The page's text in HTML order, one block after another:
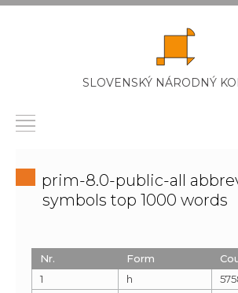
SLOVENSKÝ NÁRODNÝ
prim-8.0-public-all
symbols top 1000 words
Nr. Form
1
h